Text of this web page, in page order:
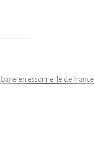
en essonne ile de france